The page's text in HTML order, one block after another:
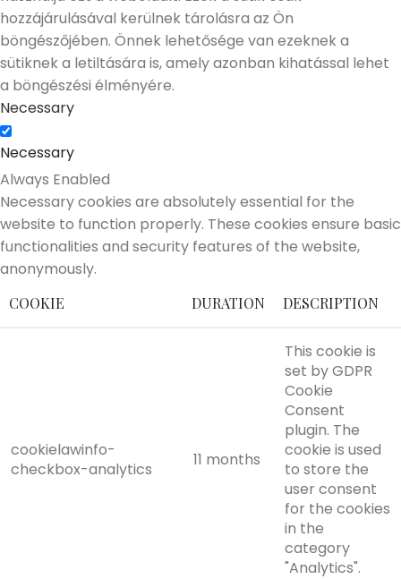
hozzájárulásával kerülnek tárolásra az Ön
böngészőjében. Önnek lehetősége van ezeknek a
sütiknek a letiltására is, amely azonban kihatással lehet
a böngészési élményére.
Necessary
Necessary
Always Enabled
Necessary cookies are absolutely essential for the
website to function properly. These cookies ensure basic
functionalities and security features of the website,
anonymously.
COOKIE DURATION DESCRIPTION
cookielawinfo-
checkbox-analytics
11 months
This cookie is
set by GDPR
Cookie
Consent
plugin. The
cookie is used
to store the
user consent
for the cookies
in the
category
"Analytics".